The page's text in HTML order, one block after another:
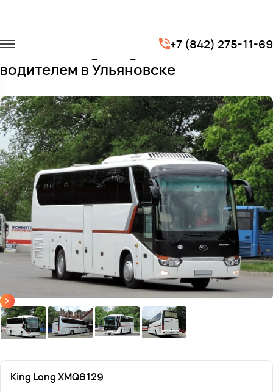
+7 (842) 275-11-69
King Long XMQ6129
Заказать King Long XMQ6129 с
водителем в Ульяновске
King Long XMQ6129